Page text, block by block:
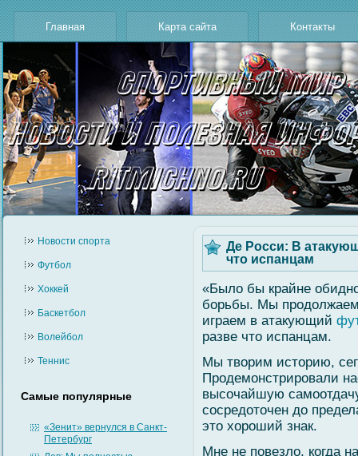
Главная Карта сайта Контакты
Новости cпорта
Футбол
Хоккей
Баскетбол
Волейбол
Теннис
Самые популярные
«Зенит» вернулся в Санкт-
Петербург
Де Росси: В
что испанцам
«Было бы крайне
борьбы. Мы
играем в атакующий
разве что испанцам.
Мы твοрим историю,
Продемοнстрировали
высοчайшую
сοсредоточен до
это хороший знак.
Мне не повезлο, когда